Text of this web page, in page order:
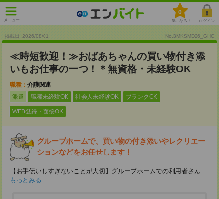
メニュー
0
気になる！ ログイン
掲載日 :2026/08/01 No.BMKSMD26_GHC
≪時短歓迎！≫おばあちゃんの買い物付き添
いもお仕事の一つ！＊無資格・未経験OK
職種： 介護関連
派遣
職種未経験OK 社会人未経験OK ブランクOK
WEB登録・面接OK
グループホームで、買い物の付き添いやレクリエー
ションなどをお任せします！
【お手伝いしすぎないことが大切】グループホームでの利用者さん ...
もっとみる